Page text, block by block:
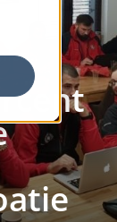
Les drones renforcent les opérations de recherche et de sauvetage en Croatie